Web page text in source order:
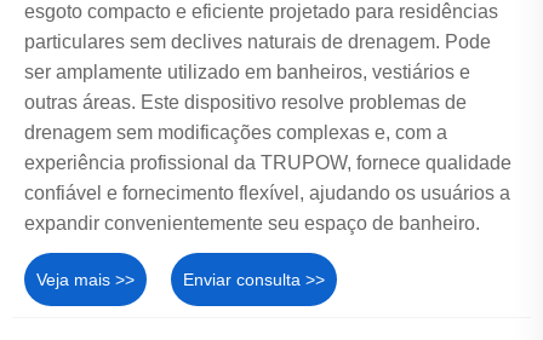
esgoto compacto e eficiente projetado para residências
particulares sem declives naturais de drenagem. Pode
ser amplamente utilizado em banheiros, vestiários e
outras áreas. Este dispositivo resolve problemas de
drenagem sem modificações complexas e, com a
experiência profissional da TRUPOW, fornece qualidade
confiável e fornecimento flexível, ajudando os usuários a
expandir convenientemente seu espaço de banheiro.
Veja mais >> Enviar consulta >>